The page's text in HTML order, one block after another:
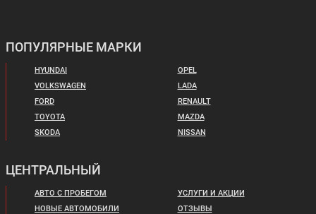
Цена от:
1 179 900 ₽
В кредит от:
16 098 ₽/мес.
2 249 900 ₽
В кредит от:
30 697 ₽/мес.
CHANGAN RAETON
PLUS
ПОПУЛЯРНЫЕ МАРКИ
HYUNDAI
VOLKSWAGEN
FORD
TOYOTA
SKODA
OPEL
LADA
RENAULT
MAZDA
NISSAN
ЦЕНТРАЛЬНЫЙ
АВТО С ПРОБЕГОМ
НОВЫЕ АВТОМОБИЛИ
УСЛУГИ И АКЦИИ
ОТЗЫВЫ